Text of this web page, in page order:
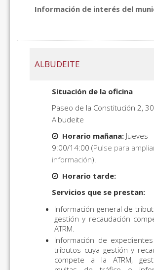
Información de interés del
ALBUDEITE
Situación de la oficina
Paseo de la Constitución 2,
Albudeite
Horario mañana: Jueves
9:00/14:00 (Pulse para
información).
Horario tarde:
Servicios que se prestan:
Información general de
gestión y recaudación
ATRM.
Información de
tributos cuya gestión y
compete a la ATRM,